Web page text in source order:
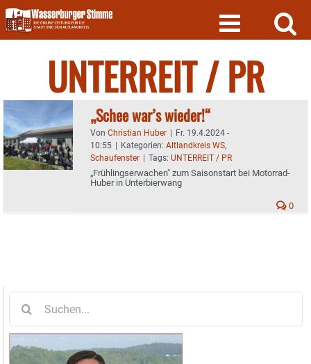
Skip
to
content
UNTERREIT / PR
„Schee war’s wieder!“
Von Christian Huber | Fr. 19.4.2024 -
10:55 | Kategorien: Altlandkreis WS,
Schaufenster | Tags: UNTERREIT / PR
„Frühlingserwachen" zum Saisonstart bei Motorrad-
Huber in Unterbierwang
0
nach: